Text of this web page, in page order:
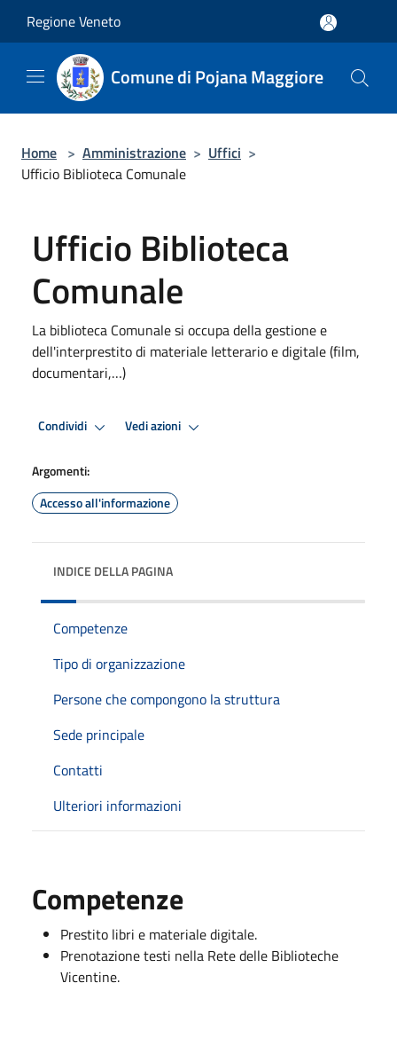
Regione Veneto
Comune di Pojana Maggiore
Home > Amministrazione > Uffici >
Ufficio Biblioteca Comunale
Ufficio Biblioteca
Comunale
La biblioteca Comunale si occupa della gestione e
dell'interprestito di materiale letterario e digitale (film,
documentari,…)
Condividi Vedi azioni
Argomenti:
Accesso all'informazione
INDICE DELLA PAGINA
Competenze
Tipo di organizzazione
Persone che compongono la struttura
Sede principale
Contatti
Ulteriori informazioni
Competenze
Prestito libri e materiale digitale.
Prenotazione testi nella Rete delle Biblioteche
Vicentine.